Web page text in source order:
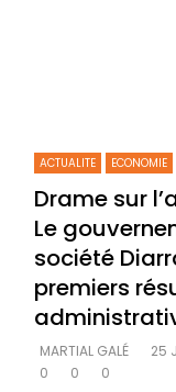
ACTUALITE ECONOMIE
Drame sur
Le
société
premiers
MARTIAL GALÉ
25
0
0 0